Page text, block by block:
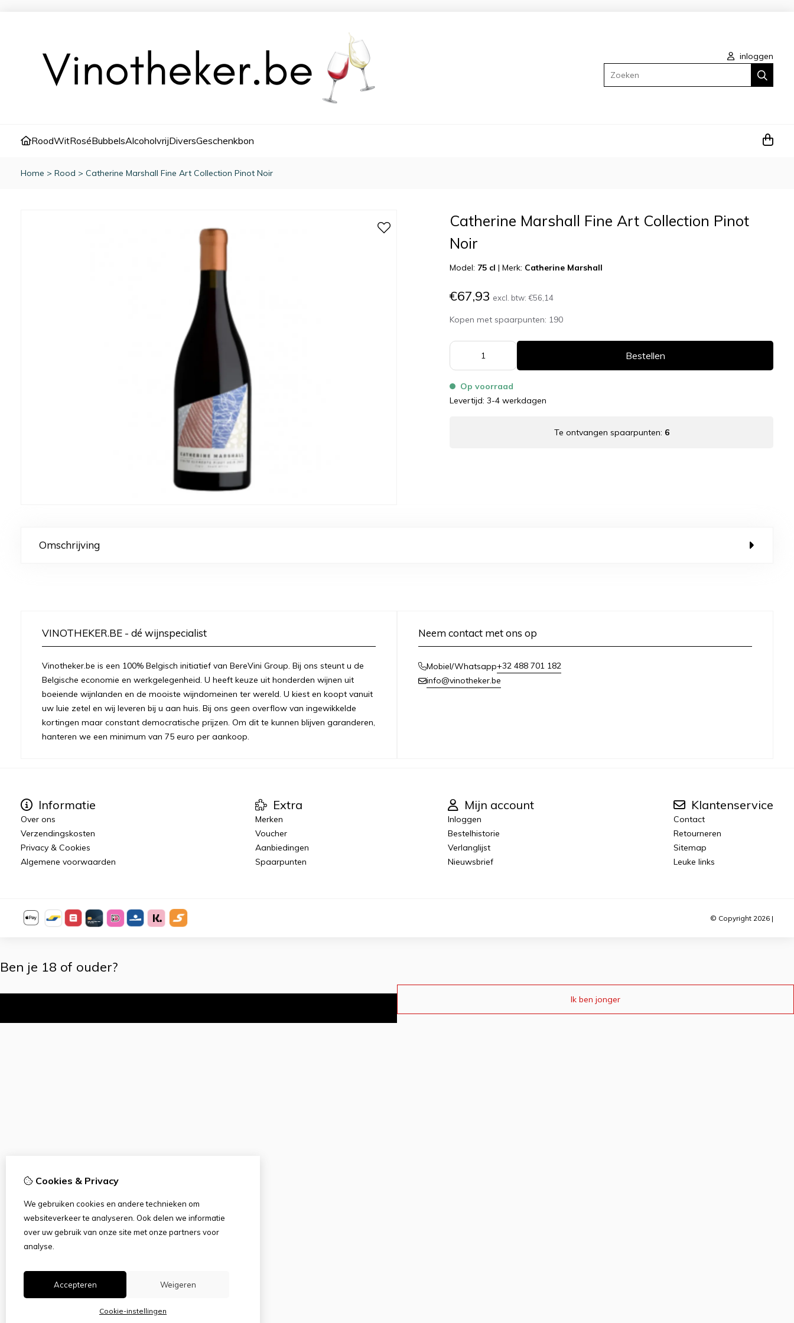
inloggen
Zoeken
RoodWitRoséBubbelsAlcoholvrijDiversGeschenkbon
Home > Rood > Catherine Marshall Fine Art Collection Pinot Noir
Catherine Marshall Fine Art Collection Pinot
Noir
Model: 75 cl |Merk: Catherine Marshall
€67,93 excl. btw:€56,14
Kopen met spaarpunten: 190
Bestellen
Op voorraad
Levertijd: 3-4 werkdagen
Te ontvangen spaarpunten: 6
Omschrijving
VINOTHEKER.BE - dé wijnspecialist
Vinotheker.be is een 100% Belgisch initiatief van BereVini Group. Bij ons steunt u de
Belgische economie en werkgelegenheid. U heeft keuze uit honderden wijnen uit
boeiende wijnlanden en de mooiste wijndomeinen ter wereld. U kiest en koopt vanuit
uw luie zetel en wij leveren bij u aan huis. Bij ons geen overflow van ingewikkelde
kortingen maar constant democratische prijzen. Om dit te kunnen blijven garanderen,
hanteren we een minimum van 75 euro per aankoop.
Neem contact met ons op
Mobiel/Whatsapp+32 488 701 182
info@vinotheker.be
Informatie
Over ons
Verzendingskosten
Privacy & Cookies
Algemene voorwaarden
Extra
Merken
Voucher
Aanbiedingen
Spaarpunten
Mijn account
Inloggen
Bestelhistorie
Verlanglijst
Nieuwsbrief
Klantenservice
Contact
Retourneren
Sitemap
Leuke links
© Copyright 2026 |
Cookies & Privacy
We gebruiken cookies en andere technieken om
websiteverkeer te analyseren. Ook delen we informatie
over uw gebruik van onze site met onze partners voor
analyse.
Accepteren Weigeren
Cookie-instellingen
Ben je 18 of ouder?
Ik ben jonger